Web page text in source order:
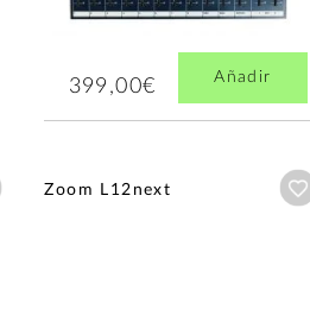
399,00€ Añadir
Añadir a wishlist
Zoom L12next